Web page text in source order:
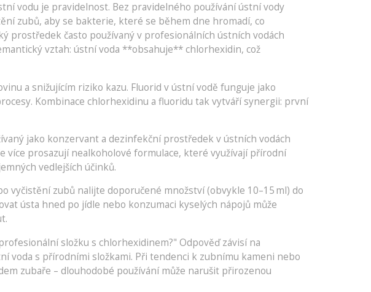
vodu je pravidelnost. Bez pravidelného používání ústní vody
zubů, aby se bakterie, které se během dne hromadí, co
prostředek často používaný v profesionálních ústních vodách
vztah: ústní voda **obsahuje** chlorhexidin, což
a snižujícím riziko kazu. Fluorid v ústní vodě funguje jako
Kombinace chlorhexidinu a fluoridu tak vytváří synergii: první
jako konzervant a dezinfekční prostředek v ústních vodách
více prosazují nealkoholové formulace, které využívají přírodní
vedlejších účinků.
vyčistění zubů nalijte doporučené množství (obvykle 10–15 ml) do
ústa hned po jídle nebo konzumaci kyselých nápojů může
složku s chlorhexidinem?" Odpověď závisí na
voda s přírodními složkami. Při tendenci k zubnímu kameni nebo
zubaře – dlouhodobé používání může narušit přirozenou